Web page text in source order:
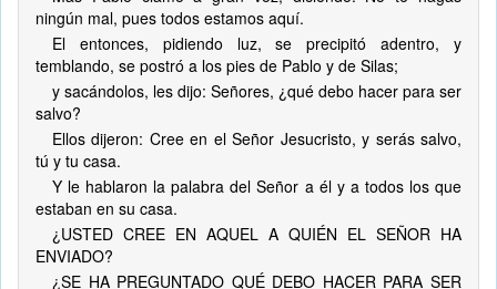
ningún mal, pues todos estamos aquí.
El entonces, pidiendo luz, se precipitó adentro, y
temblando, se postró a los pies de Pablo y de Silas;
y sacándolos, les dijo: Señores, ¿qué debo hacer para ser
salvo?
Ellos dijeron: Cree en el Señor Jesucristo, y serás salvo,
tú y tu casa.
Y le hablaron la palabra del Señor a él y a todos los que
estaban en su casa.
¿USTED CREE EN AQUEL A QUIÉN EL SEÑOR HA
ENVIADO?
¿SE HA PREGUNTADO QUÉ DEBO HACER PARA SER